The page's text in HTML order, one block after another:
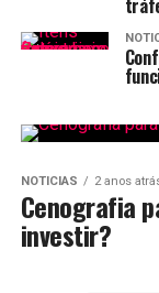
NOTICIAS 2 anos
Cenografia
investir?